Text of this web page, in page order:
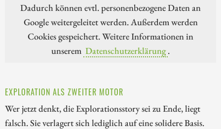
Dadurch können evtl. personenbezogene Daten an
Google weitergeleitet werden. Außerdem werden
Cookies gespeichert. Weitere Informationen in
unserem Datenschutzerklärung .
EXPLORATION ALS ZWEITER MOTOR
Wer jetzt denkt, die Explorationsstory sei zu Ende, liegt
falsch. Sie verlagert sich lediglich auf eine solidere Basis.